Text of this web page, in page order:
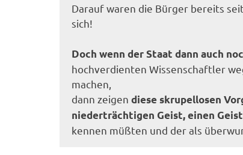
Darauf waren die Bürger bereits
sich!
Doch wenn der Staat dann auch
hochverdienten Wissenschaftler
machen,
dann zeigendiese skrupellosen
niederträchtigen Geist,einen
kennen müßten und der als